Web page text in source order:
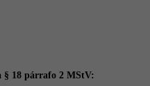
§ 18 párrafo 2 MStV: